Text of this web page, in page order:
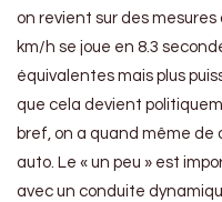
on revient sur des mesures
km/h se joue en 8.3
équivalentes mais plus
que cela devient
bref, on a quand même de
auto. Le « un peu » est
avec un conduite